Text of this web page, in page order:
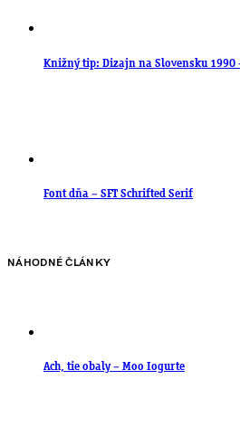
Knižný tip: Dizajn na Slovensku 1990
Font dňa – SFT Schrifted Serif
NÁHODNÉ ČLÁNKY
Ach, tie obaly – Moo Iogurte